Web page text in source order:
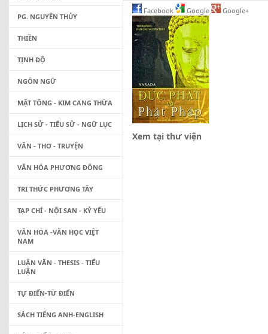
Facebook Google Google+
Xem tại thư viện
PG. NGUYÊN THỦY
THIỀN
TỊNH ĐỘ
NGÔN NGỮ
MẬT TÔNG - KIM CANG THỪA
LỊCH SỬ - TIỂU SỬ - NGỮ LỤC
VĂN - THƠ - TRUYỆN
VĂN HÓA PHƯƠNG ĐÔNG
TRI THỨC PHƯƠNG TÂY
TẠP CHÍ - NỘI SAN - KỶ YẾU
VĂN HÓA -VĂN HỌC VIỆT
NAM
LUẬN VĂN - THESIS - TIỂU
LUẬN
TỰ ĐIỂN-TỪ ĐIỂN
SÁCH TIẾNG ANH-ENGLISH